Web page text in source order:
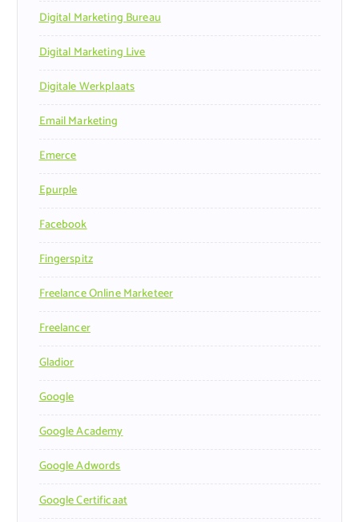
Digital Marketing Bureau
Digital Marketing Live
Digitale Werkplaats
Email Marketing
Emerce
Epurple
Facebook
Fingerspitz
Freelance Online Marketeer
Freelancer
Gladior
Google
Google Academy
Google Adwords
Google Certificaat